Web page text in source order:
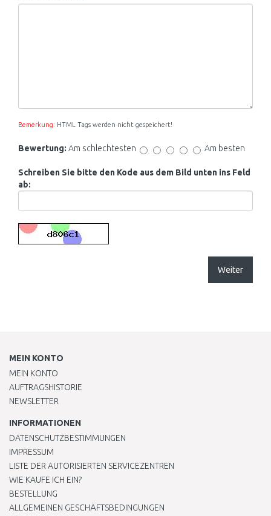
Bemerkung: HTML Tags werden nicht gespeichert!
Bewertung: Am schlechtesten Am besten
Schreiben Sie bitte den Kode aus dem Bild unten ins Feld
ab:
Weiter
MEIN KONTO
MEIN KONTO
AUFTRAGSHISTORIE
NEWSLETTER
INFORMATIONEN
DATENSCHUTZBESTIMMUNGEN
IMPRESSUM
LISTE DER AUTORISIERTEN SERVICEZENTREN
WIE KAUFE ICH EIN?
BESTELLUNG
ALLGEMEINEN GESCHÄFTSBEDINGUNGEN